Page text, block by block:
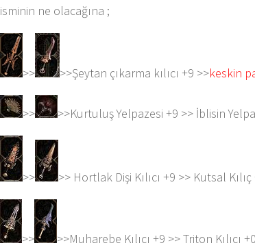
isminin ne olacağına ;
>> >>Şeytan çıkarma kılıcı +9 >>keskin
>> >>Kurtuluş Yelpazesi +9 >> İblisin
>> >> Hortlak Dişi Kılıcı +9 >> Kutsal Kılıç
>> >>Muharebe Kılıcı +9 >> Triton Kılıcı +0